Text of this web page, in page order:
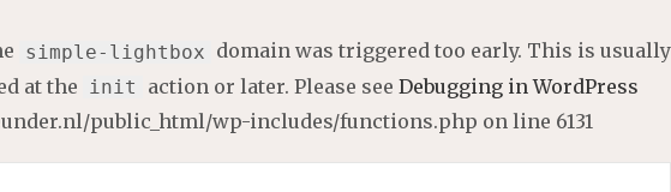
simple-lightbox domain was triggered too early. This is usually
at the init action or later. Please see Debugging in WordPress
public_html/wp-includes/functions.php on line 6131